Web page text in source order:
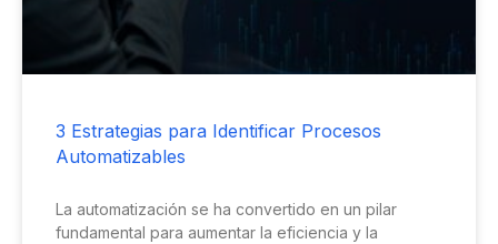
3 Estrategias para Identificar Procesos
Automatizables
La automatización se ha convertido en un pilar
fundamental para aumentar la eficiencia y la